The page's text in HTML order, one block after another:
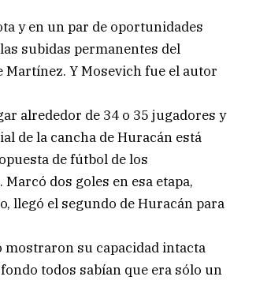
y en un par de oportunidades
subidas permanentes del
Y Mosevich fue el autor
alrededor de 34 o 35 jugadores y
de la cancha de Huracán está
de fútbol de los
dos goles en esa etapa,
llegó el segundo de Huracán para
mostraron su capacidad intacta
todos sabían que era sólo un